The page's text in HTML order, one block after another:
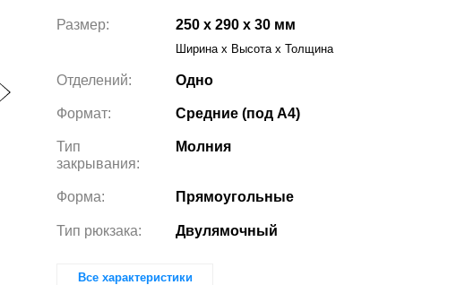
Размер: 250 x 290 x 30 мм
Ширина x Высота x Толщина
Отделений: Одно
Формат: Средние (под А4)
Тип
закрывания:
Молния
Форма: Прямоугольные
Тип рюкзака: Двулямочный
Все характеристики